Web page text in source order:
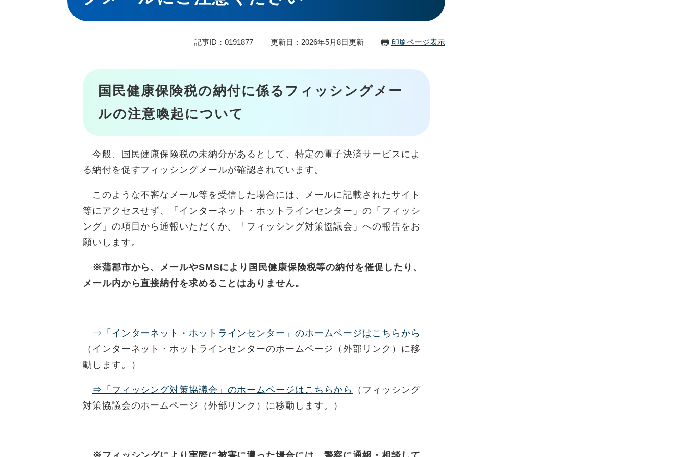
記事ID：0191877 更新日：2026年5月8日更新 印刷ページ表示
国民健康保険税の納付に係るフィッシングメー
ルの注意喚起について
今般、国民健康保険税の未納分があるとして、特定の電子決済サービスによ
る納付を促すフィッシングメールが確認されています。
このような不審なメール等を受信した場合には、メールに記載されたサイト
等にアクセスせず、「インターネット・ホットラインセンター」の「フィッシ
ング」の項目から通報いただくか、「フィッシング対策協議会」への報告をお
願いします。
※蒲郡市から、メールやSMSにより国民健康保険税等の納付を催促したり、
メール内から直接納付を求めることはありません。
⇒「インターネット・ホットラインセンター」のホームページはこちらから
（インターネット・ホットラインセンターのホームページ（外部リンク）に移
動します。）
⇒「フィッシング対策協議会」のホームページはこちらから
（フィッシング
対策協議会のホームページ（外部リンク）に移動します。）